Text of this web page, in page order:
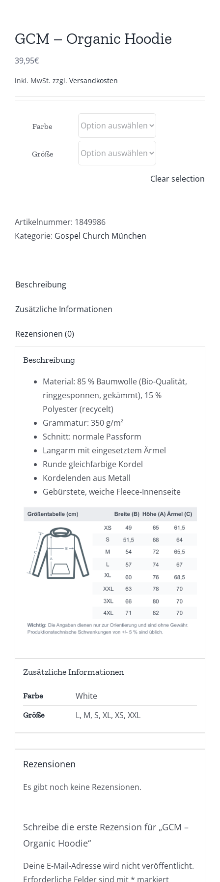
GCM – Organic Hoodie
39,95€
inkl. MwSt. zzgl. Versandkosten
Farbe
Größe
Clear selection
Artikelnummer: 1849986
Kategorie: Gospel Church München
Beschreibung
Zusätzliche Informationen
Rezensionen (0)
Beschreibung
Material: 85 % Baumwolle (Bio-Qualität,
ringgesponnen, gekämmt), 15 %
Polyester (recycelt)
Grammatur: 350 g/m²
Schnitt: normale Passform
Langarm mit eingesetztem Ärmel
Runde gleichfarbige Kordel
Kordelenden aus Metall
Gebürstete, weiche Fleece-Innenseite
Zusätzliche Informationen
Farbe White
Größe L, M, S, XL, XS, XXL
Rezensionen
Es gibt noch keine Rezensionen.
Schreibe die erste Rezension für „GCM –
Organic Hoodie“
Deine E-Mail-Adresse wird nicht veröffentlicht.
Erforderliche Felder sind mit* markiert